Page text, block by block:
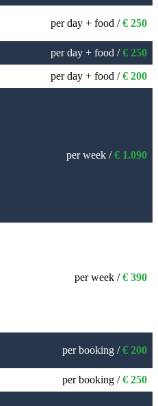
per day + food /€ 250
per day + food /€ 250
per day + food /€ 200
per week /€ 1.090
per week /€ 390
per booking /€ 200
per booking /€ 250